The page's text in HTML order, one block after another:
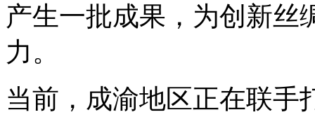
产生一批成果，为创新丝
力。
当前，成渝地区正在联手